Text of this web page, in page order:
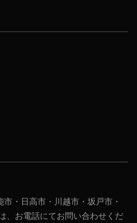
・日高市・川越市・坂戸市・
、お電話にてお問い合わせくだ